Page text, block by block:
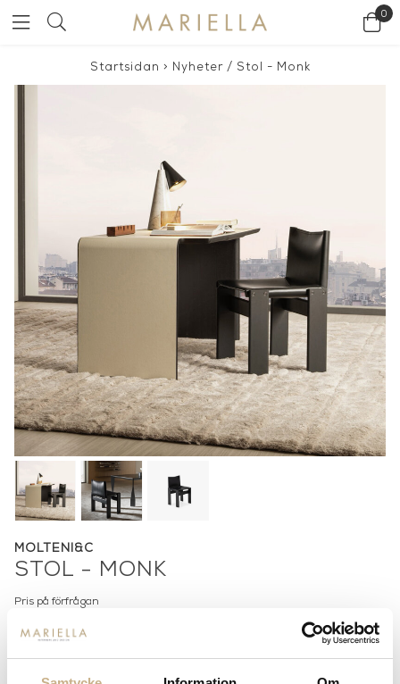
0
Startsidan > Nyheter/ Stol - Monk
MOLTENI&C
STOL - MONK
Pris på förfrågan